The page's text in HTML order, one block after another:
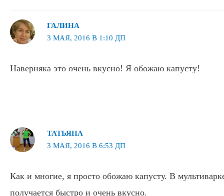
ГАЛИНА
3 МАЯ, 2016 В 1:10 ДП
Наверняка это очень вкусно! Я обожаю капусту!
ТАТЬЯНА
3 МАЯ, 2016 В 6:53 ДП
Как и многие, я просто обожаю капусту. В
получается быстро и очень вкусно.